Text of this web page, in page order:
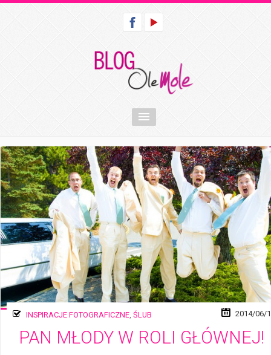
INSPIRACJE FOTOGRAFICZNE, ŚLUB 2014/06/
PAN MŁODY W ROLI GŁÓWNEJ!